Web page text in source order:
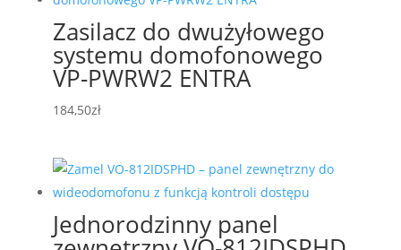
Zasilacz do dwużyłowego
systemu domofonowego
VP-PWRW2 ENTRA
184,50zł
Jednorodzinny panel